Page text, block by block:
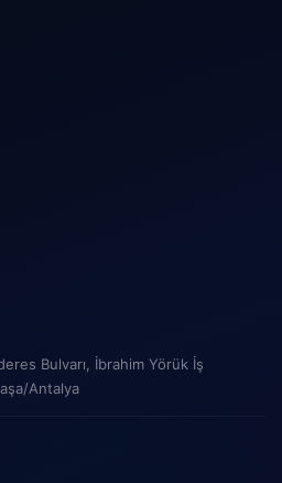
Bulvarı, İbrahim Yörük İş
Antalya